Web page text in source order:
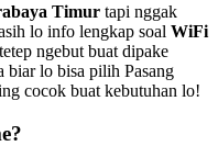
Timur tapi nggak
lo info lengkap soal WiFi
ngebut buat dipake
biar lo bisa pilih Pasang
cocok buat kebutuhan lo!